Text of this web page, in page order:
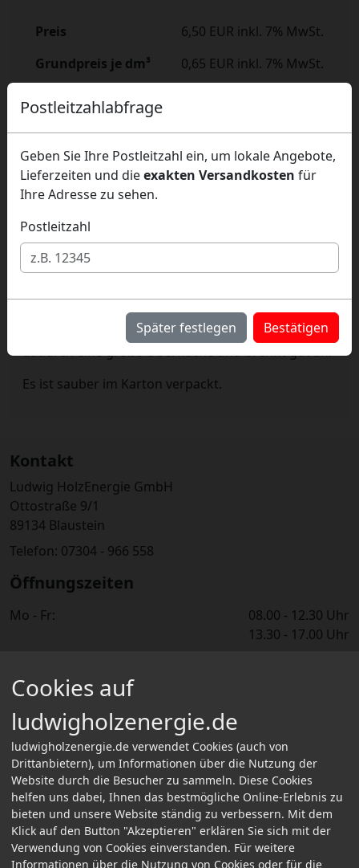
Postleitzahlabfrage
Geben Sie Ihre Postleitzahl ein, um lokale Angebote,
Lieferzeiten und dieexakten Versandkosten für
Ihre Adresse zu sehen.
Postleitzahl
Später festlegen Bestätigen
Preis
6,50 EUR inkl. 7% MwSt.
Grundpreis je dm³
0,65 EUR inkl. 7% MwSt.
Versand
Lieferzeit
11 Arbeitstage
Menge Karton
Anzündholz im Karton
Das Anzündholz kommt von der Schwäbischen Alb.
Das Holz ist gespalten (nicht gesägt) und hat
dadurch eine große Oberfläche und brennt gut an.
Es ist sauber im Karton verpackt.
Kontakt
Ludwig HolzEnergie GmbH
Ottostraße 9/1
89134 Blaustein
Telefon: 07304 - 966 558
Öffnungszeiten
Mo - Fr:
08.00 - 12.30 Uhr
13.30 - 17.00 Uhr
Über Uns
FAQ
Kontakt
Bestellvorgang & Zahlungsarten
Versand-/Lieferinformationen
Rechtliches
Impressum
Datenschutz
Cookies auf
ludwigholzenergie.de
ludwigholzenergie.de verwendet Cookies (auch von
Drittanbietern), um Informationen über die Nutzung der
Website durch die Besucher zu sammeln. Diese Cookies
helfen uns dabei, Ihnen das bestmögliche Online-Erlebnis zu
bieten und unsere Website ständig zu verbessern. Mit dem
Klick auf den Button "Akzeptieren" erklären Sie sich mit der
Verwendung von Cookies einverstanden. Für weitere
Informationen über die Nutzung von Cookies oder für die